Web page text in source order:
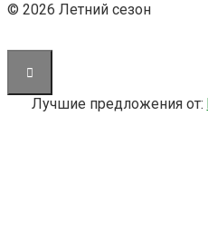
© 2026 Летний сезон
Лучшие предложения от: